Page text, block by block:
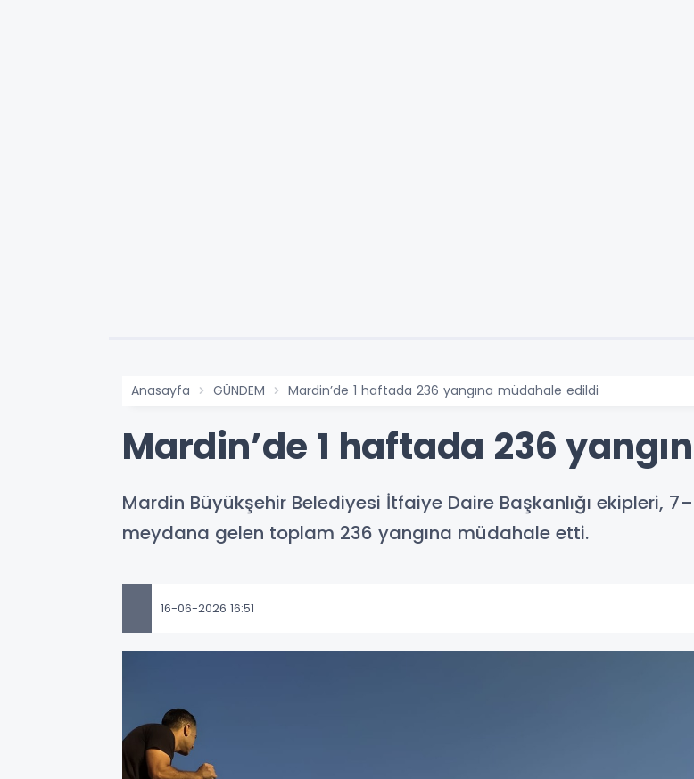
Anasayfa GÜNDEM Mardin’de 1 haftada 236 yangına müdahale edildi
Mardin’de 1 haftada 236
Mardin Büyükşehir Belediyesi İtfaiye Daire Başkanlığı ekipleri,
meydana gelen toplam 236 yangına müdahale etti.
16-06-2026 16:51